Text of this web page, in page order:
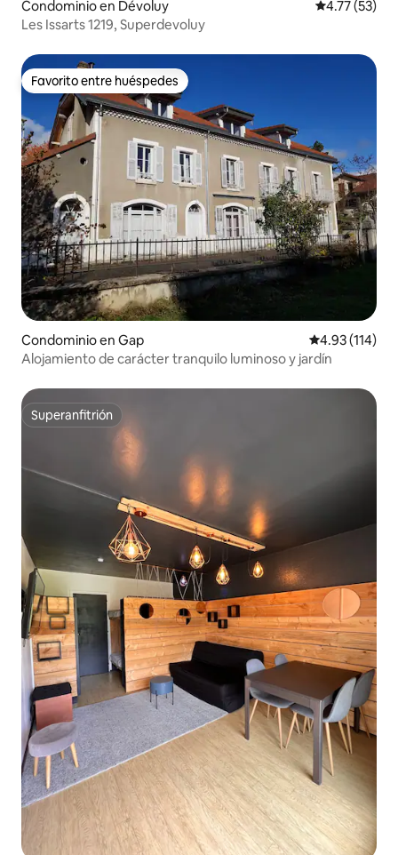
Condominio en Dévoluy Calificación
4.77 (53)
Les Issarts 1219, Superdevoluy
Favorito entre huéspedes
Favorito entre huéspedes
Condominio en Gap Calificación
4.93 (114)
Alojamiento de carácter tranquilo luminoso y jardín
Superanfitrión
Superanfitrión